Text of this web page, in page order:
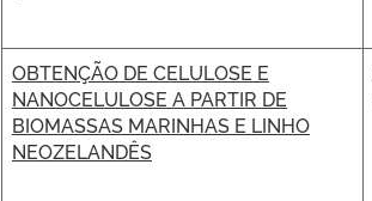
OBTENÇÃO DE CELULOSE E
NANOCELULOSE A PARTIR DE
BIOMASSAS MARINHAS E LINHO
NEOZELANDÊS